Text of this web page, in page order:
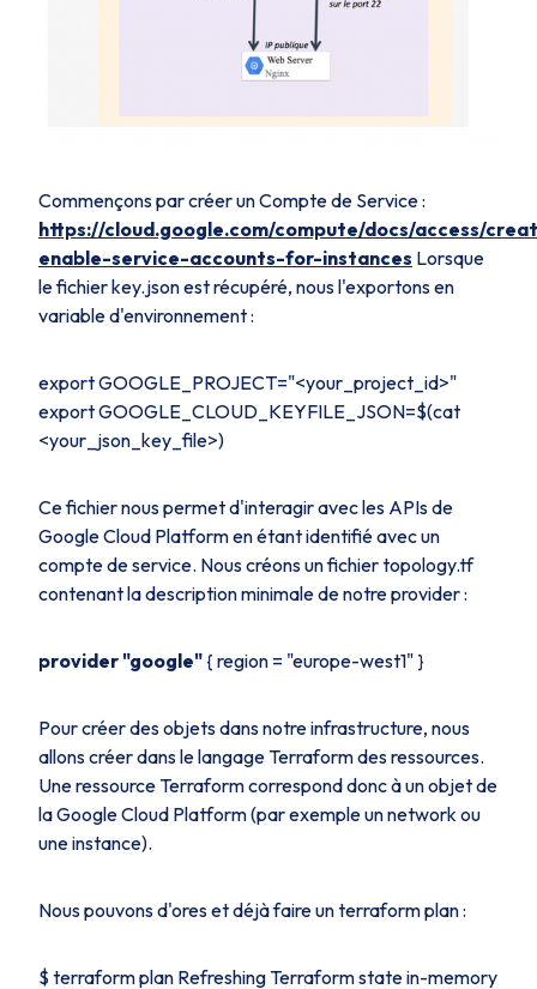
Commençons par créer un Compte de Service :
https://cloud.google.com/compute/docs/access/
enable-service-accounts-for-instances Lorsque
le fichier key.json est récupéré, nous l'exportons en
variable d'environnement :
export GOOGLE_PROJECT="<your_project_id>"
export GOOGLE_CLOUD_KEYFILE_JSON=$(cat
<your_json_key_file>)
Ce fichier nous permet d'interagir avec les APIs de
Google Cloud Platform en étant identifié avec un
compte de service. Nous créons un fichier topology.tf
contenant la description minimale de notre provider :
provider "google" { region = "europe-west1" }
Pour créer des objets dans notre infrastructure, nous
allons créer dans le langage Terraform des ressources.
Une ressource Terraform correspond donc à un objet de
la Google Cloud Platform (par exemple un network ou
une instance).
Nous pouvons d'ores et déjà faire un terraform plan :
$ terraform plan Refreshing Terraform state in-memory